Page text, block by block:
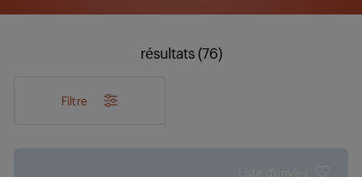
résultats (76)
Filtre